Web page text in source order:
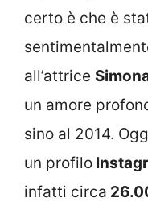
certo è che è
all’attrice
un amore
sino al 2014.
un profilo
infatti circa